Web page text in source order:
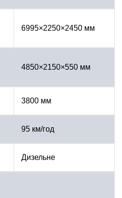
6995×2250×2450 мм
4850×2150×550 мм
3800 мм
95 км/год
Дизельне